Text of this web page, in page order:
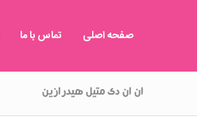
صفحه اصلی تماس با ما
ان ان دی متیل هیدرازین